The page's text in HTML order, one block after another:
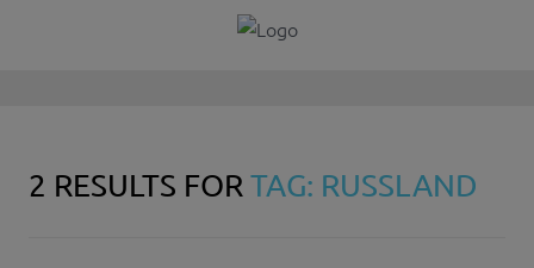
2 RESULTS FORTAG: RUSSLAND